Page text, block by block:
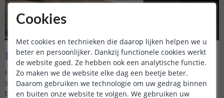
Led strip in (TV)kast
Is het niet prachtig? In dit geval is er een 3 meter lange led
strip met warm wit licht aangebracht in de inbouwkast van de
televisie. Het zachte licht geeft een moderne uitstraling aan de
Cookies
Met cookies en technieken die daarop lijken helpen we u
beter en persoonlijker. Dankzij functionele cookies werkt
de website goed. Ze hebben ook een analytische functie.
Zo maken we de website elke dag een beetje beter.
Daarom gebruiken we technologie om uw gedrag binnen
en buiten onze website te volgen. We gebruiken uw